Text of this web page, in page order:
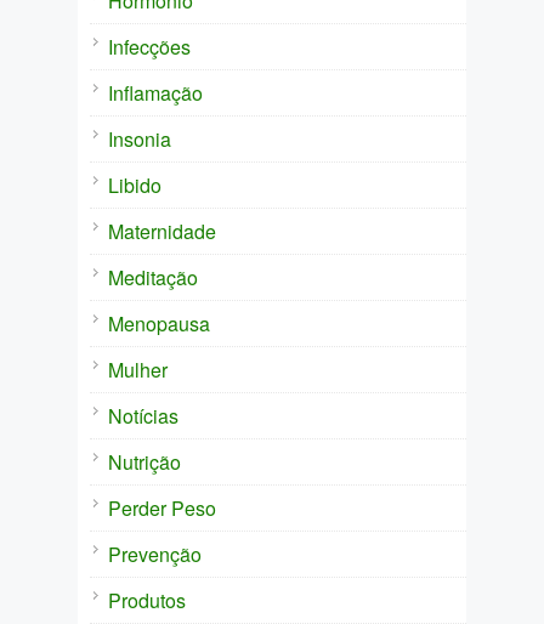
Infecções
Inflamação
Insonia
Libido
Maternidade
Meditação
Menopausa
Mulher
Notícias
Nutrição
Perder Peso
Prevenção
Produtos